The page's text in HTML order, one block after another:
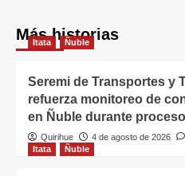
Más historias
Itata Ñuble
Seremi de Transportes y
refuerza monitoreo de
en Ñuble durante
Quirihue 4 de agosto de 2026
Itata
Ñuble